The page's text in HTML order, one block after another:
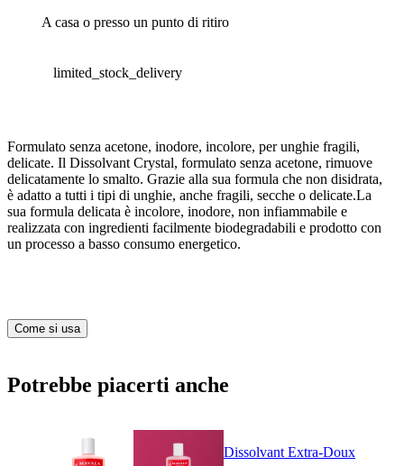
A casa o presso un punto di ritiro
limited_stock_delivery
Formulato senza acetone, inodore, incolore, per unghie fragili,
delicate. Il Dissolvant Crystal, formulato senza acetone, rimuove
delicatamente lo smalto. Grazie alla sua formula che non disidrata,
è adatto a tutti i tipi di unghie, anche fragili, secche o delicate.La
sua formula delicata è incolore, inodore, non infiammabile e
realizzata con ingredienti facilmente biodegradabili e prodotto con
un processo a basso consumo energetico.
Come si usa
Potrebbe piacerti anche
Dissolvant Extra-Doux